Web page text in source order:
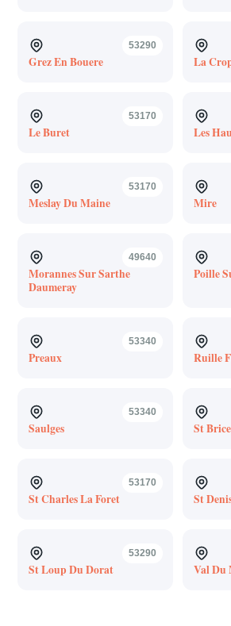
53290
Grez En Bouere La
53170
Le Buret Les
53170
Meslay Du Maine Mire
49640
Morannes Sur Sarthe
Daumeray
Poille
53340
Preaux Ruille
53340
Saulges St Brice
53170
St Charles La Foret St
53290
St Loup Du Dorat Val Du